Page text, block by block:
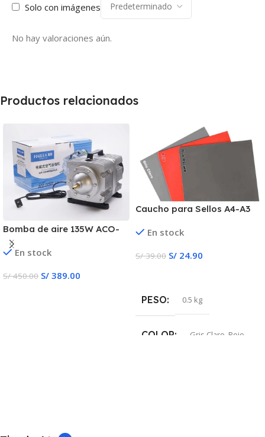
Solo con imágenes
No hay valoraciones aún.
Productos relacionados
Bomba de aire 135W ACO-
009D
En stock
S/450.00 S/ 389.00
Caucho para Sellos A4-A3
En stock
S/39.00 S/ 24.90
PESO 0.5 kg
COLOR Gris Claro Rojo